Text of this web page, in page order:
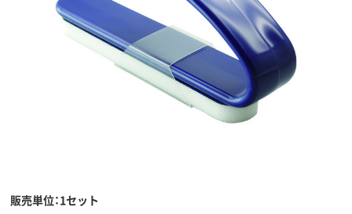
販売単位：1セット